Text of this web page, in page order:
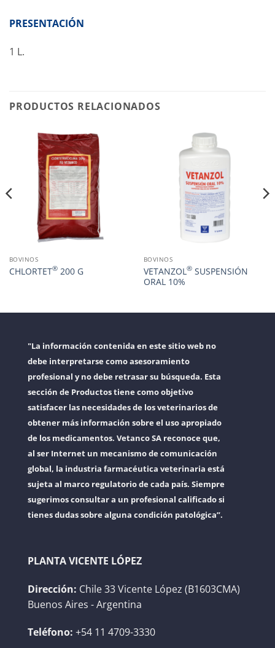
PRESENTACIÓN
1 L.
PRODUCTOS RELACIONADOS
BOVINOS
CHLORTET®200 G
BOVINOS
VETANZOL®SUSPENSIÓN
ORAL 10%
"La información contenida en este sitio web no
debe interpretarse como asesoramiento
profesional y no debe retrasar su búsqueda. Esta
sección de Productos tiene como objetivo
satisfacer las necesidades de los veterinarios de
obtener más información sobre el uso apropiado
de los medicamentos. Vetanco SA reconoce que,
al ser Internet un mecanismo de comunicación
global, la industria farmacéutica veterinaria está
sujeta al marco regulatorio de cada país. Siempre
sugerimos consultar a un profesional calificado si
tienes dudas sobre alguna condición patológica”.
PLANTA VICENTE LÓPEZ
Dirección: Chile 33 Vicente López (B1603CMA)
Buenos Aires - Argentina
Teléfono: +54 11 4709-3330